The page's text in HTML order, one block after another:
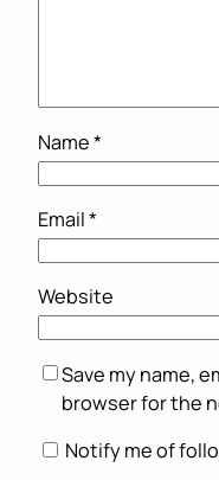
Name*
Email*
Website
Save my name,
browser for the
Notify me of